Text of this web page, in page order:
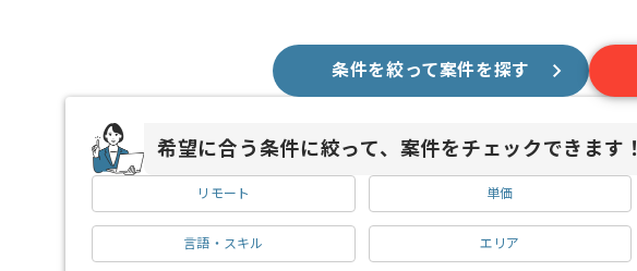
条件を絞って案件を探す
希望に合う条件に絞って、案件をチェックできます！
リモート 単価
言語・スキル エリア